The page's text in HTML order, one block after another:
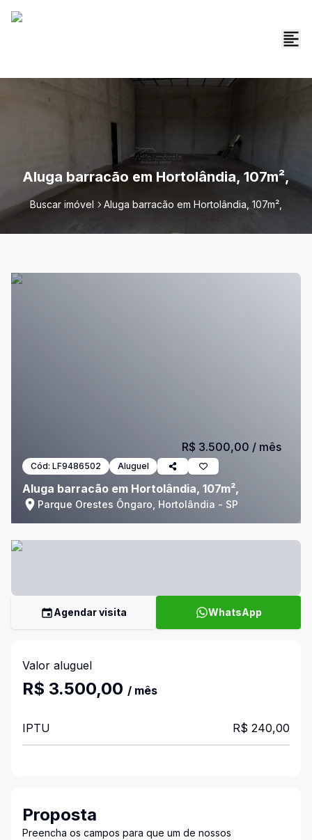
Aluga barracão em Hortolândia, 107m²,
Buscar imóvel Aluga barracão em Hortolândia, 107m²,
Cód: LF9486502 Aluguel
Aluga barracão em Hortolândia, 107m²,
Parque Orestes Ôngaro, Hortolândia - SP
R$ 3.500,00 / mês
Agendar visita WhatsApp
Valor aluguel
R$ 3.500,00 / mês
IPTU R$ 240,00
Proposta
Preencha os campos para que um de nossos